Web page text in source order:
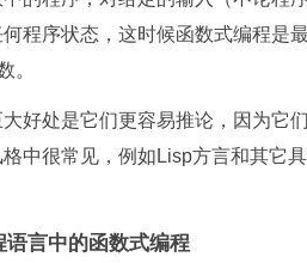
程序状态，这时候函数式编程是
。
处是它们更容易推论，因为它们
中很常见，例如Lisp方言和其它
言中的函数式编程